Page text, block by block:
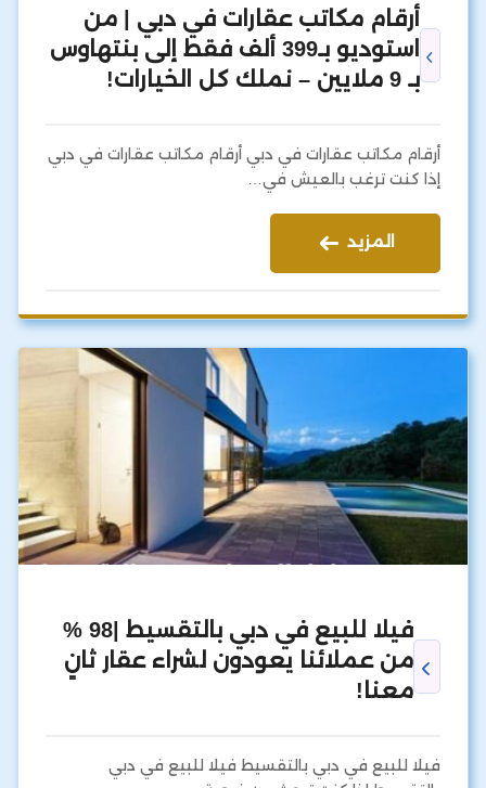
أرقام مكاتب عقارات في دبي | من
استوديو بـ399 ألف فقط إلى بنتهاوس
بـ 9 ملايين – نملك كل الخيارات!
أرقام مكاتب عقارات في دبي أرقام مكاتب عقارات في دبي
إذا كنت ترغب بالعيش في…
المزيد
فيلا للبيع في دبي بالتقسيط |98 %
من عملائنا يعودون لشراء عقار ثانٍ
معنا!
فيلا للبيع في دبي بالتقسيط فيلا للبيع في دبي